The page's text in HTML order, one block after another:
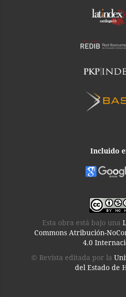
Incluido
Esta obra está bajo una
Commons Atribución-
4.0
© Revista editada por la
del Estado de